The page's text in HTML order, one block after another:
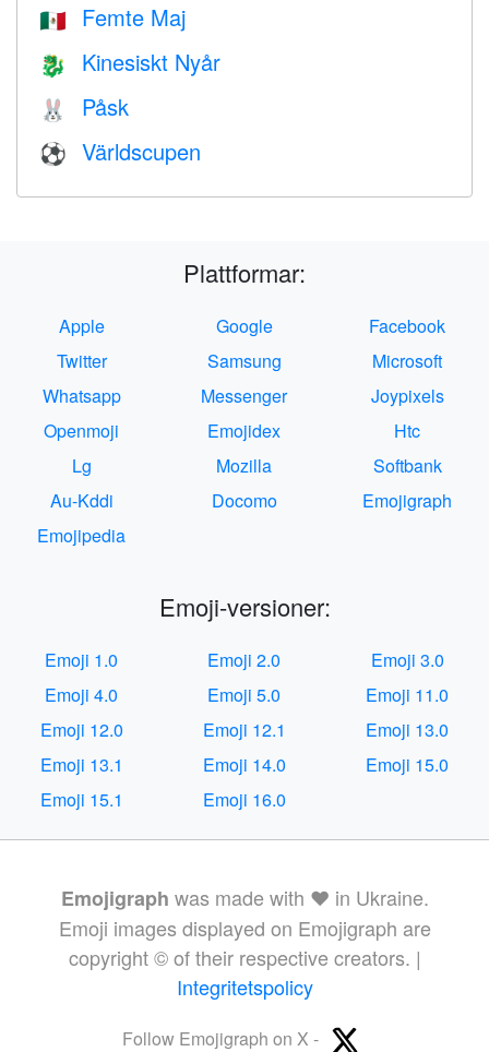
🇲🇽 Femte Maj
🐉 Kinesiskt Nyår
🐰 Påsk
⚽ Världscupen
Plattformar:
Apple Google
Facebook
Twitter
Samsung
Microsoft
Whatsapp
Messenger
Joypixels
Openmoji
Emojidex
Htc
Lg
Mozilla
Softbank
Au-Kddi
Docomo
Emojigraph
Emojipedia
Emoji-versioner:
Emoji 1.0 Emoji 2.0
Emoji 3.0
Emoji 4.0
Emoji 5.0
Emoji 11.0
Emoji 12.0
Emoji 12.1
Emoji 13.0
Emoji 13.1
Emoji 14.0
Emoji 15.0
Emoji 15.1
Emoji 16.0
Emojigraph was made with ❤️ in Ukraine.
Emoji images displayed on Emojigraph are
copyright © of their respective creators. |
Integritetspolicy
Follow Emojigraph on X -